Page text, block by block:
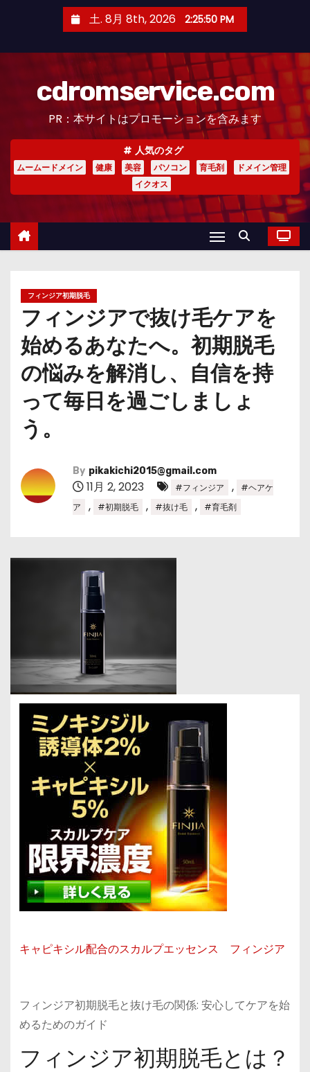
土. 8月 8th, 2026 2:25:51 PM
cdromservice.com
PR：本サイトはプロモーションを含みます
人気のタグ
ムームードメイン 健康 美容 パソコン 育毛剤
ドメイン管理
イクオス
フィンジア初期脱毛
フィンジアで抜け毛ケアを
始めるあなたへ。初期脱毛
の悩みを解消し、自信を持
って毎日を過ごしましょ
う。
By pikakichi2015@gmail.com
11月 2, 2023 #フィンジア ,
#ヘアケ
ア
, #初期脱毛 , #抜け毛 , #育毛剤
キャピキシル配合のスカルプエッセンス フィンジア
フィンジア初期脱毛と抜け毛の関係: 安心してケアを始
めるためのガイド
フィンジア初期脱毛とは？